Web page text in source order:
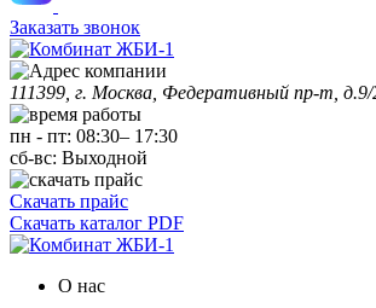
Заказать звонок
111399, г. Москва, Федеративный пр-т, д.9/
пн - пт: 08:30– 17:30
сб-вс: Выходной
Скачать прайс
Скачать каталог PDF
О нас